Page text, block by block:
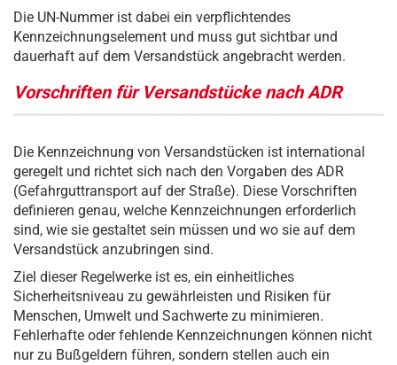
Die UN-Nummer ist dabei ein verpflichtendes
Kennzeichnungselement und muss gut sichtbar und
dauerhaft auf dem Versandstück angebracht werden.
Vorschriften für Versandstücke nach ADR
Die Kennzeichnung von Versandstücken ist international
geregelt und richtet sich nach den Vorgaben des ADR
(Gefahrguttransport auf der Straße). Diese Vorschriften
definieren genau, welche Kennzeichnungen erforderlich
sind, wie sie gestaltet sein müssen und wo sie auf dem
Versandstück anzubringen sind.
Ziel dieser Regelwerke ist es, ein einheitliches
Sicherheitsniveau zu gewährleisten und Risiken für
Menschen, Umwelt und Sachwerte zu minimieren.
Fehlerhafte oder fehlende Kennzeichnungen können nicht
nur zu Bußgeldern führen, sondern stellen auch ein